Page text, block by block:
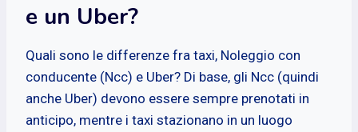
e un Uber?
Quali sono le differenze fra taxi, Noleggio con
conducente (Ncc) e Uber? Di base, gli Ncc (quindi
anche Uber) devono essere sempre prenotati in
anticipo, mentre i taxi stazionano in un luogo